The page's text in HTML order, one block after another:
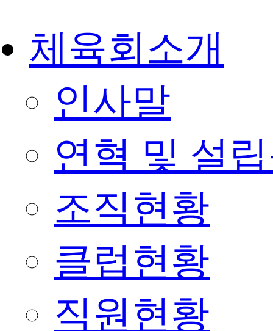
체육회소개
인사말
연혁 및 설
조직현황
클럽현황
직원현황